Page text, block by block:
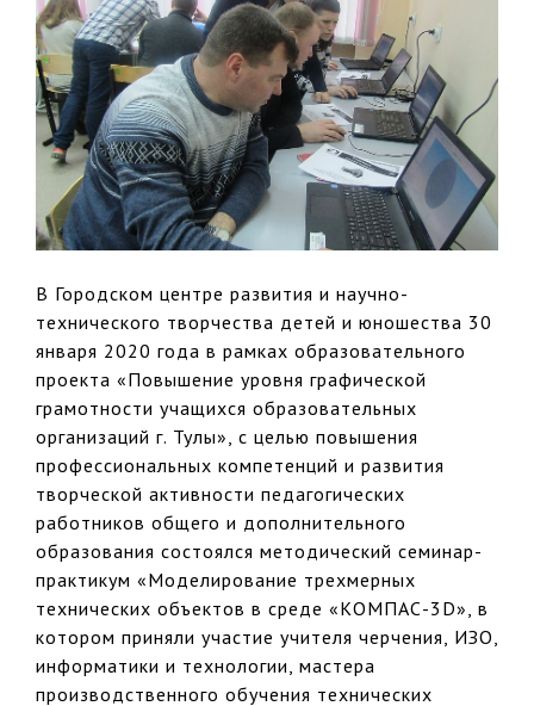
В Городском центре развития и научно-
технического творчества детей и юношества 30
января 2020 года в рамках образовательного
проекта «Повышение уровня графической
грамотности учащихся образовательных
организаций г. Тулы», с целью повышения
профессиональных компетенций и развития
творческой активности педагогических
работников общего и дополнительного
образования состоялся методический семинар-
практикум «Моделирование трехмерных
технических объектов в среде «КОМПАС-3D», в
котором приняли участие учителя черчения, ИЗО,
информатики и технологии, мастера
производственного обучения технических